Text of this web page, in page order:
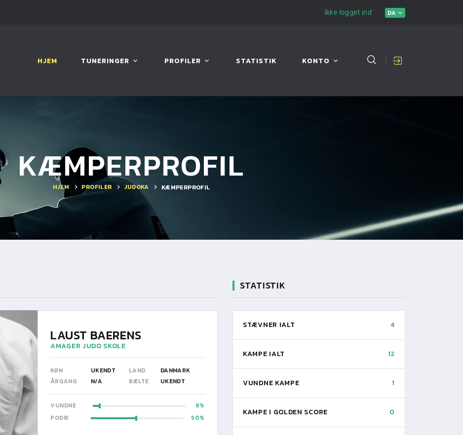
Ikke logget ind DA
HJEM TUNERINGER PROFILER STATISTIK KONTO
KÆMPERPROFIL
HJEM PROFILER JUDOKA KÆMPERPROFIL
LAUST BAERENS
AMAGER JUDO SKOLE
KØN UKENDT LAND
DANMARK
ÅRGANG
N/A BÆLTE UKENDT
VUNDNE
8
PODIE
50
STATISTIK
STÆVNER IALT 4
KAMPE IALT 12
VUNDNE KAMPE 1
KAMPE I GOLDEN SCORE 0